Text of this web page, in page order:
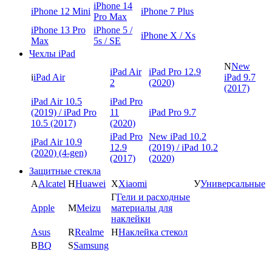
iPhone 12 Mini
iPhone 14
Pro Max
iPhone 7 Plus
iPhone 13 Pro
Max
iPhone 5 /
5s / SE
iPhone X / Xs
Чехлы iPad
iiPad Air
iPad Air
2
iPad Pro 12.9
(2020)
NNew
iPad 9.7
(2017)
iPad Air 10.5
(2019) / iPad Pro
10.5 (2017)
iPad Pro
11
(2020)
iPad Pro 9.7
iPad Air 10.9
(2020) (4-gen)
iPad Pro
12.9
(2017)
New iPad 10.2
(2019) / iPad 10.2
(2020)
Защитные стекла
AAlcatel HHuawei XXiaomi УУниверсальные
Apple MMeizu
ГГели и расходные
материалы для
наклейки
Asus
RRealme ННаклейка стекол
BBQ SSamsung